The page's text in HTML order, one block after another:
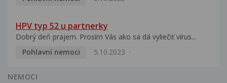
HPV typ 52 u partnerky
Dobrý deň prajem. Prosím Vás ako sa dá vyliečiť vírus...
Pohlavní nemoci
5.10.2023
NEMOCI